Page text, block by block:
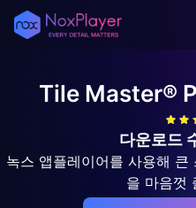
Tile Master®
다운로드
녹스 앱플레이어를 사용해
을 마음껏